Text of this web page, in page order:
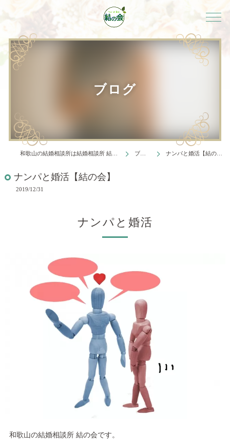
ブログ
和歌山の結婚相談所は結婚相談所 結の会 ブログ ナンパと婚活【結の会】
ナンパと婚活【結の会】
2019/12/31
ナンパと婚活
和歌山の結婚相談所 結の会です。